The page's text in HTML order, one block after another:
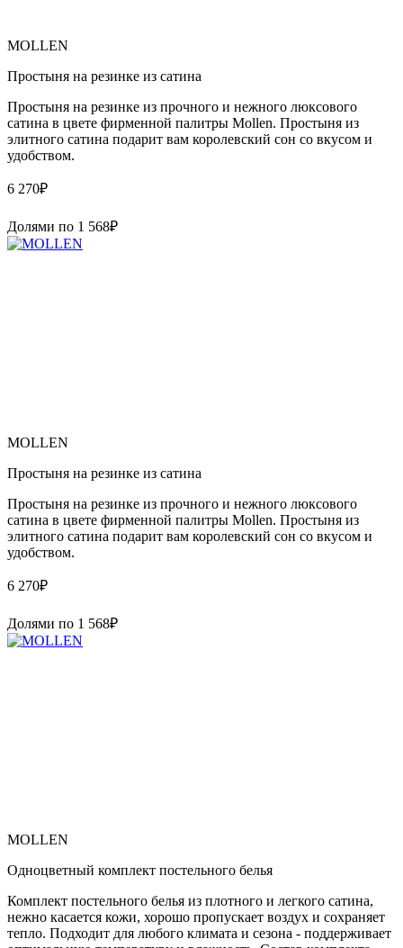
MOLLEN
Простыня на резинке из сатина
Простыня на резинке из прочного и нежного люксового
сатина в цвете фирменной палитры Mollen. Простыня из
элитного сатина подарит вам королевский сон со вкусом и
удобством.
6 270₽
Долями по 1 568₽
MOLLEN
Простыня на резинке из сатина
Простыня на резинке из прочного и нежного люксового
сатина в цвете фирменной палитры Mollen. Простыня из
элитного сатина подарит вам королевский сон со вкусом и
удобством.
6 270₽
Долями по 1 568₽
MOLLEN
Одноцветный комплект постельного белья
Комплект постельного белья из плотного и легкого сатина,
нежно касается кожи, хорошо пропускает воздух и сохраняет
тепло. Подходит для любого климата и сезона - поддерживает